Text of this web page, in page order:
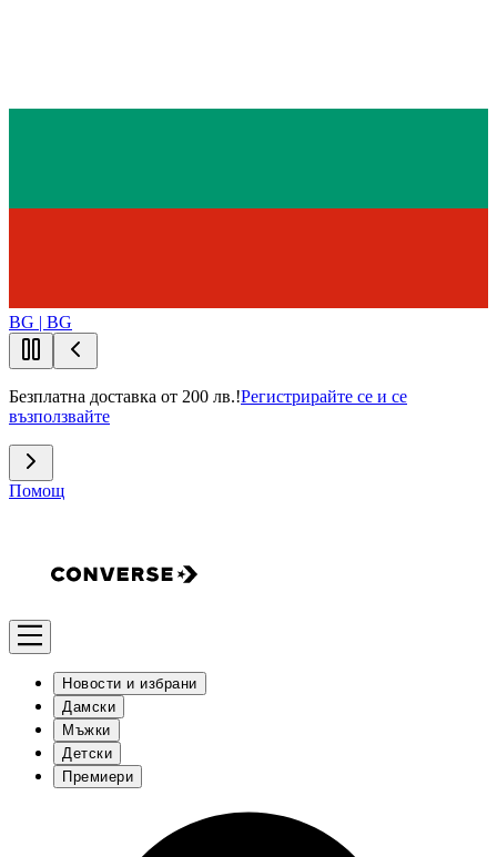
BG | BG
Безплатна доставка от 200 лв.!Регистрирайте се и се
възползвайте
Помощ
Новости и избрани
Дамски
Мъжки
Детски
Премиери